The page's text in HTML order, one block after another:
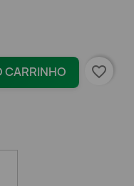
CARRINHO favorite_border